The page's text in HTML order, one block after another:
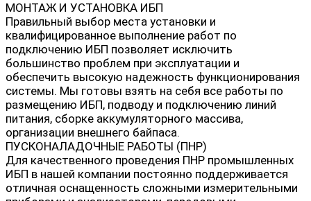
МОНТАЖ И УСТАНОВКА ИБП
Правильный выбор места установки и
квалифицированное выполнение работ по
подключению ИБП позволяет исключить
большинство проблем при эксплуатации и
обеспечить высокую надежность функционирования
системы. Мы готовы взять на себя все работы по
размещению ИБП, подводу и подключению линий
питания, сборке аккумуляторного массива,
организации внешнего байпаса.
ПУСКОНАЛАДОЧНЫЕ РАБОТЫ (ПНР)
Для качественного проведения ПНР промышленных
ИБП в нашей компании постоянно поддерживается
отличная оснащенность сложными измерительными